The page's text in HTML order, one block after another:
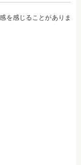
を感じることがありま